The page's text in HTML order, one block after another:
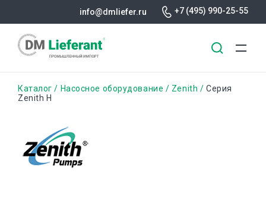
info@dmliefer.ru +7 (495) 990-25-55
Строка
Каталог Насосное оборудование Zenith
Серия
Zenith H